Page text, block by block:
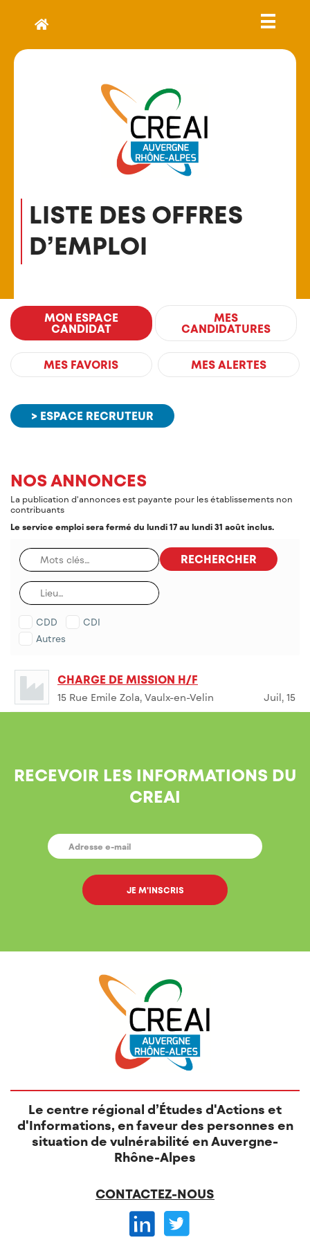
LISTE DES OFFRES
D’EMPLOI
MON ESPACE
CANDIDAT
MES
CANDIDATURES
MES FAVORIS MES ALERTES
NOS ANNONCES
La publication d'annonces est payante pour les établissements non
contribuants
> ESPACE RECRUTEUR
Le service emploi sera fermé du lundi 17 au lundi 31 août inclus.
CDD
CDI
Autres
RECHERCHER
CHARGE DE MISSION H/F
15 Rue Emile Zola, Vaulx-en-Velin Juil, 15
RECEVOIR LES INFORMATIONS DU
CREAI
E-
MAIL *
Le centre régional d’Études d'Actions et
d'Informations, en faveur des personnes en
situation de vulnérabilité en Auvergne-
Rhône-Alpes
CONTACTEZ-NOUS